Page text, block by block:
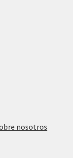
nosotros